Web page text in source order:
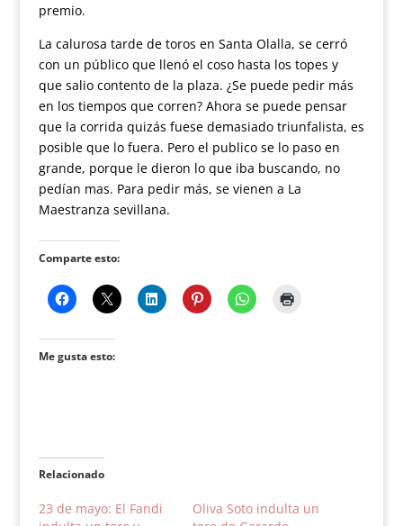
premio.
La calurosa tarde de toros en Santa Olalla, se cerró
con un público que llenó el coso hasta los topes y
que salio contento de la plaza. ¿Se puede pedir más
en los tiempos que corren? Ahora se puede pensar
que la corrida quizás fuese demasiado triunfalista, es
posible que lo fuera. Pero el publico se lo paso en
grande, porque le dieron lo que iba buscando, no
pedían mas. Para pedir más, se vienen a La
Maestranza sevillana.
Comparte esto:
Me gusta esto:
Relacionado
23 de mayo: El Fandi
Oliva Soto indulta un